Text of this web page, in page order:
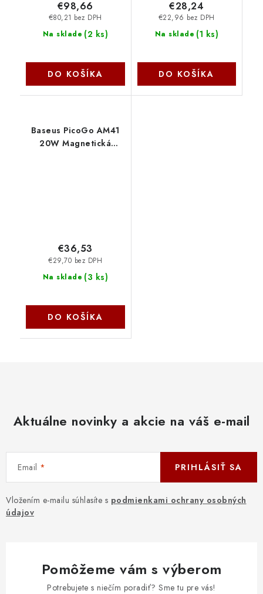
Na sklade (2 ks)
€80,21 bez DPH
€98,66
DO KOŠÍKA
Na sklade (1 ks)
€22,96 bez DPH
€28,24
DO KOŠÍKA
Baseus PicoGo AM41
20W Magnetická
Na sklade (3 ks)
€29,70 bez DPH
€36,53
DO KOŠÍKA
Aktuálne novinky a akcie na váš e-mail
Email
Vložením e-mailu súhlasíte s podmienkami ochrany osobných
údajov
PRIHLÁSIŤ SA
Pomôžeme vám s výberom
Potrebujete s niečím poradiť? Sme tu pre vás!